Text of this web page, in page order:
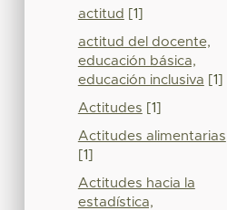
actitud [1]
actitud del docente,
educación básica,
educación inclusiva [1]
Actitudes [1]
Actitudes alimentarias
[1]
Actitudes hacia la
estadística,